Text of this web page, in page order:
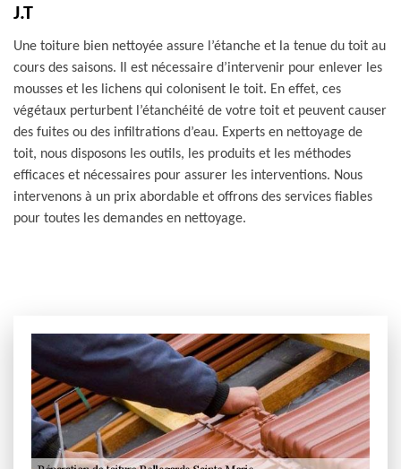
J.T
Une toiture bien nettoyée assure l’étanche et la tenue du toit au
cours des saisons. Il est nécessaire d’intervenir pour enlever les
mousses et les lichens qui colonisent le toit. En effet, ces
végétaux perturbent l’étanchéité de votre toit et peuvent causer
des fuites ou des infiltrations d’eau. Experts en nettoyage de
toit, nous disposons les outils, les produits et les méthodes
efficaces et nécessaires pour assurer les interventions. Nous
intervenons à un prix abordable et offrons des services fiables
pour toutes les demandes en nettoyage.